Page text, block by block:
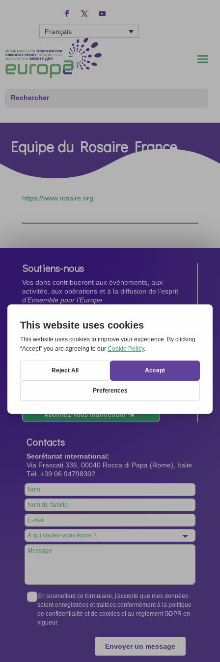
Français
Equipe du Rosaire France
https://www.rosaire.org
Soutiens-nous
Vos dons contribueront aux événements, aux
activités, aux opérations et à la diffusion de l’esprit
d’Ensemble pour l’Europe.
Faites un don maintenant
Newsletter
Restez au courant de toutes les dernières nouvelles
Abonnez-vous maintenant
Contacts
Secrétariat international:
Via Frascati 336, 00040 Rocca di Papa (Rome), Italie
Tél. +39 06 94798302
Leave
this
field
blank
En soumettant ce formulaire, j'accepte que mes données
soient enregistrées et traitées conformément à la politique
de confidentialité et de cookies et au règlement GDPR en
vigueur.
Envoyer un message